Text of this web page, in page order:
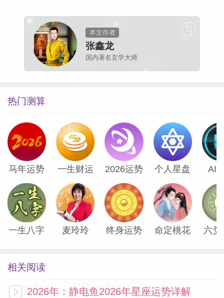
本文作者
张鑫龙
国内著名玄学大师
热门测算
马年运势 一生财运 2026运势 个人星盘 AI
一生八字 麦玲玲 终身运势 命定桃花 六爻
相关阅读
2026年：静电鱼2026年星座运势详解